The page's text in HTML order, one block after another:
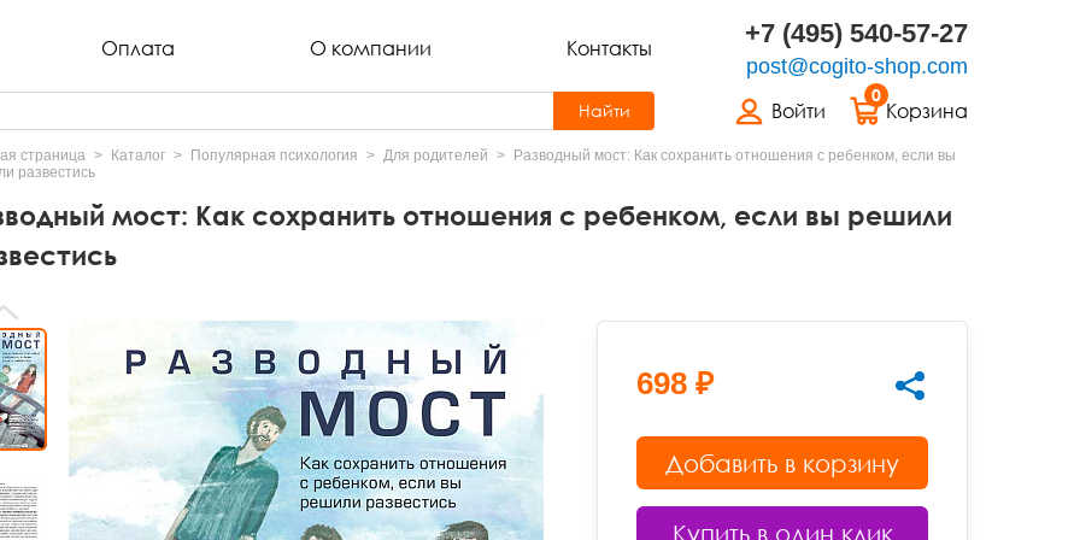
Оплата О компании Контакты +7 (495) 540-57-27
post@cogito-shop.com
Войти
0
Корзина
Найти
страница Каталог Популярная психология Для родителей
Разводный мост: Как сохранить отношения с ребенком, если вы
развестись
мост: Как сохранить отношения с ребенком, если вы решили
698 ₽
Добавить в корзину
Купить в один клик